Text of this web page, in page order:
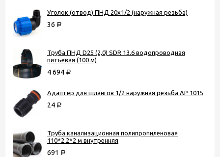
Уголок (отвод) ПНД 20х1/2 (наружная резьба)
36 Р
Труба ПНД D25 (2,0) SDR 13.6 водопроводная
питьевая (100 м)
4 694 Р
Адаптер для шлангов 1/2 наружная резьба AP 1015
24 Р
Труба канализационная полипропиленовая
110*2.2*2 м внутренняя
691 Р